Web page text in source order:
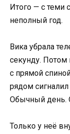
Итого — с теми
неполный год.
Вика убрала
секунду.
с прямой
рядом
Обычный день.
Только у неё